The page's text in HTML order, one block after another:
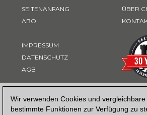
Wir verwenden Cookies und
bestimmte Funktionen zur Verfügung zu
SEITENANFANG
ABO
IMPRESSUM
DATENSCHUTZ
AGB
ÜBER
ZAHLUNGSART